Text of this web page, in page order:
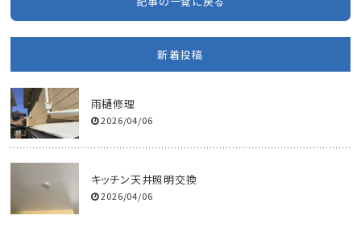
新着投稿
雨樋修理
2026/04/06
キッチン天井照明交換
2026/04/06